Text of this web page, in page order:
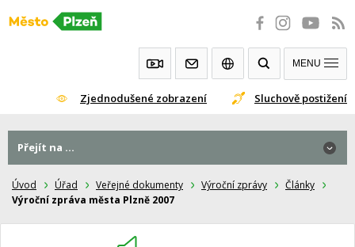
Přeskočit
Zjednodušené zobrazení Sluchově postižení
MENU
Úvod Úřad Veřejné dokumenty Výroční zprávy
Články
Výroční zpráva města Plzně 2007
Přejít na ...